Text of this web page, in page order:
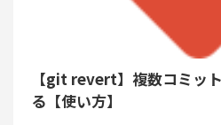
【git revert】複数コミッ
る【使い方】